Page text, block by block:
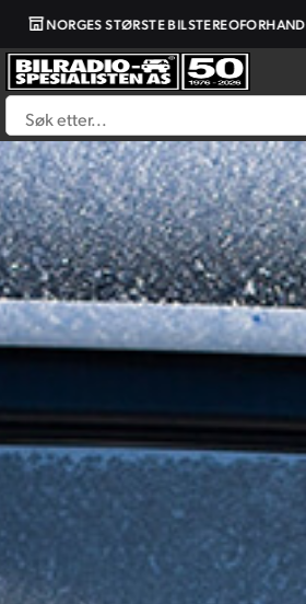
STØRSTE BILSTEREOFORHANDLER